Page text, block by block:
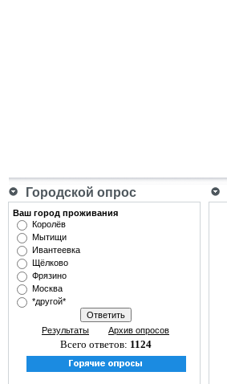
Городской опрос
Ваш город проживания
Королёв
Мытищи
Ивантеевка
Щёлково
Фрязино
Москва
*другой*
Результаты Архив опросов
Всего ответов: 1124